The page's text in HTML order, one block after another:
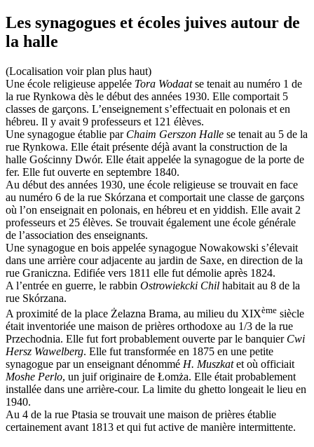
Les synagogues et écoles juives autour de
la halle
(Localisation voir plan plus haut)
Une école religieuse appelée Tora Wodaatse tenait au numéro 1 de
la rue Rynkowa dès le début des années 1930. Elle comportait 5
classes de garçons. L’enseignement s’effectuait en polonais et en
hébreu. Il y avait 9 professeurs et 121 élèves.
Une synagogue établie par Chaim Gerszon Halle se tenait au 5 de la
rue Rynkowa. Elle était présente déjà avant la construction de la
halle Gościnny Dwór. Elle était appelée la synagogue de la porte de
fer. Elle fut ouverte en septembre 1840.
Au début des années 1930, une école religieuse se trouvait en face
au numéro 6 de la rue Skórzana et comportait une classe de garçons
où l’on enseignait en polonais, en hébreu et en yiddish. Elle avait 2
professeurs et 25 élèves. Se trouvait également une école générale
de l’association des enseignants.
Une synagogue en bois appelée synagogue Nowakowski s’élevait
dans une arrière cour adjacente au jardin de Saxe, en direction de la
rue Graniczna. Edifiée vers 1811 elle fut démolie après 1824.
A l’entrée en guerre, le rabbin Ostrowiekcki Chil habitait au 8 de la
rue Skórzana.
A proximité de la place Żelazna Brama, au milieu du XIXème siècle
était inventoriée une maison de prières orthodoxe au 1/3 de la rue
Przechodnia. Elle fut fort probablement ouverte par le banquier Cwi
Hersz Wawelberg. Elle fut transformée en 1875 en une petite
synagogue par un enseignant dénommé H. Muszkatet où officiait
Moshe Perlo, un juif originaire de Łomża. Elle était probablement
installée dans une arrière-cour. La limite du ghetto longeait le lieu en
1940.
Au 4 de la rue Ptasia se trouvait une maison de prières établie
certainement avant 1813 et qui fut active de manière intermittente.